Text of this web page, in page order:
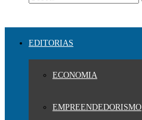
EDITORIAS
ECONOMIA
EMPREENDEDORISMO